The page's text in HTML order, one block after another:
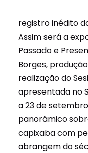
registro inédito
Assim será a
Passado e
Borges,
realização do
apresentada no
a 23 de
panorâmico
capixaba com
abrangem do